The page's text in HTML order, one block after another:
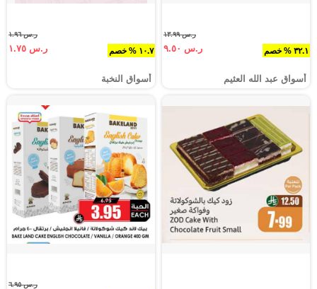
٣٢.١ % خصم
ر.س ١٣.٩٩
ر.س ٩.٥٠
أسواق عبد الله العثيم
١٠.٧ % خصم
ر.س ١.٩٦
ر.س ١.٧٥
أسواق النخبة
ر.س ٦.٩٥